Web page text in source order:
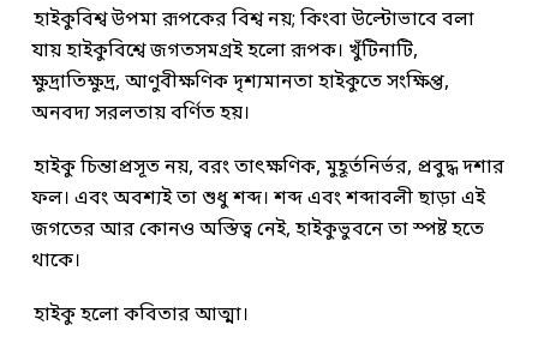
হাইকুবিশ্ব উপমা রূপকের বিশ্ব নয়; কিংবা উল্টোভাবে বলা
যায় হাইকুবিশ্বে জগতসমগ্রই হলো রূপক। খুঁটিনাটি,
ক্ষুদ্রাতিক্ষুদ্র, আণুবীক্ষণিক দৃশ্যমানতা হাইকুতে সংক্ষিপ্ত,
অনবদ্য সরলতায় বর্ণিত হয়।
হাইকু চিন্তাপ্রসূত নয়, বরং তাৎক্ষণিক, মুহূর্তনির্ভর, প্রবুদ্ধ দশার
ফল। এবং অবশ্যই তা শুধু শব্দ। শব্দ এবং শব্দাবলী ছাড়া এই
জগতের আর কোনও অস্তিত্ব নেই, হাইকুভুবনে তা স্পষ্ট হতে
থাকে।
হাইকু হলো কবিতার আত্মা।